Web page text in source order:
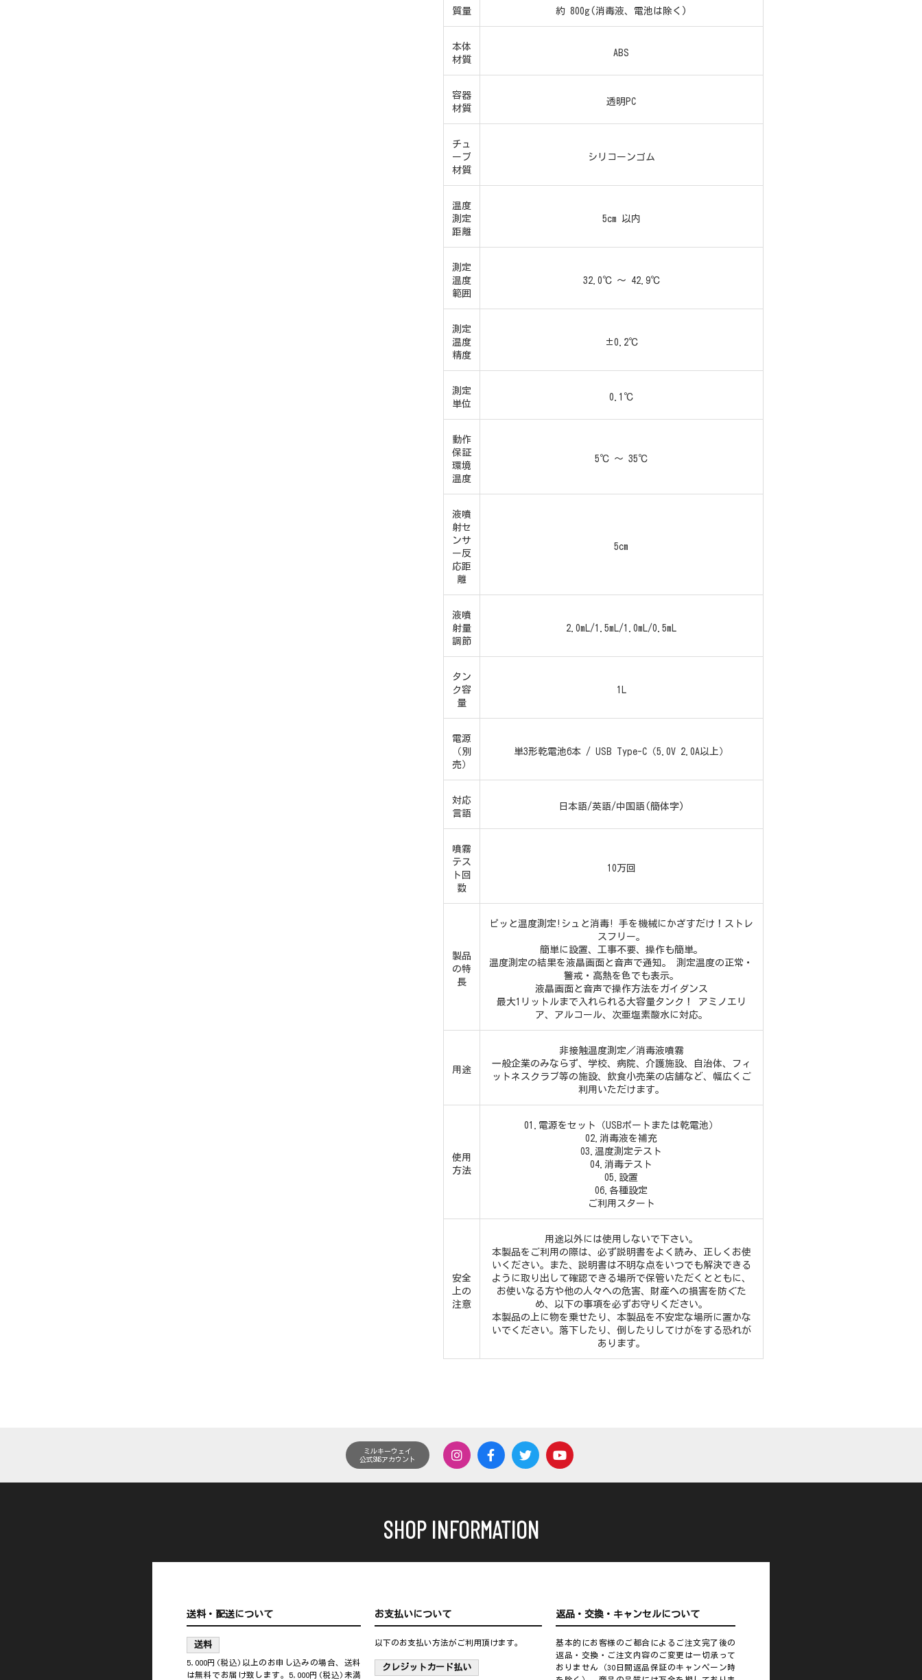
質量 約 800g(消毒液、電池は除く)
本体
材質
ABS
容器
材質
透明PC
チュ
ーブ
材質
シリコーンゴム
温度
測定
距離
5cm 以内
測定
温度
範囲
32.0℃ ～ 42.9℃
測定
温度
精度
±0.2℃
測定
単位
0.1℃
動作
保証
環境
温度
5℃ ～ 35℃
液噴
射セ
ンサ
ー反
応距
離
5cm
液噴
射量
調節
2.0mL/1.5mL/1.0mL/0.5mL
タン
ク容
量
1L
電源
（別
売）
単3形乾電池6本 / USB Type-C（5.0V 2.0A以上）
対応
言語
日本語/英語/中国語(簡体字)
噴霧
テス
ト回
数
10万回
製品
の特
長
ピッと温度測定!シュと消毒! 手を機械にかざすだけ！ストレ
スフリー。
簡単に設置、工事不要、操作も簡単。
温度測定の結果を液晶画面と音声で通知。 測定温度の正常・
警戒・高熱を色でも表示。
液晶画面と音声で操作方法をガイダンス
最大1リットルまで入れられる大容量タンク！ アミノエリ
ア、アルコール、次亜塩素酸水に対応。
用途
非接触温度測定／消毒液噴霧
一般企業のみならず、学校、病院、介護施設、自治体、フィ
ットネスクラブ等の施設、飲食小売業の店舗など、幅広くご
利用いただけます。
使用
方法
01.電源をセット（USBポートまたは乾電池）
02.消毒液を補充
03.温度測定テスト
04.消毒テスト
05.設置
06.各種設定
ご利用スタート
安全
上の
注意
用途以外には使用しないで下さい。
本製品をご利用の際は、必ず説明書をよく読み、正しくお使
いください。また、説明書は不明な点をいつでも解決できる
ように取り出して確認できる場所で保管いただくとともに、
お使いなる方や他の人々への危害、財産への損害を防ぐた
め、以下の事項を必ずお守りください。
本製品の上に物を乗せたり、本製品を不安定な場所に置かな
いでください。落下したり、倒したりしてけがをする恐れが
あります。
ミルキーウェイ
公式SNSアカウント
SHOP INFORMATION
送料・配送について
送料
5,000円(税込)以上のお申し込みの場合、送料
は無料でお届け致します。5,000円(税込)未満
お支払いについて
以下のお支払い方法がご利用頂けます。
クレジットカード払い
返品・交換・キャンセルについて
基本的にお客様のご都合によるご注文完了後の
返品・交換・ご注文内容のご変更は一切承って
おりません（30日間返品保証のキャンペーン時